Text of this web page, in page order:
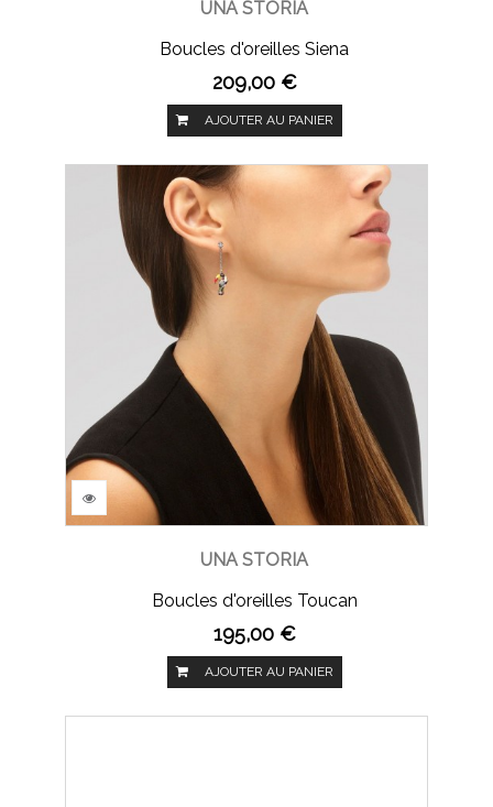
UNA STORIA
Boucles d'oreilles Siena
209,00 €
AJOUTER AU PANIER
UNA STORIA
Boucles d'oreilles Toucan
195,00 €
AJOUTER AU PANIER